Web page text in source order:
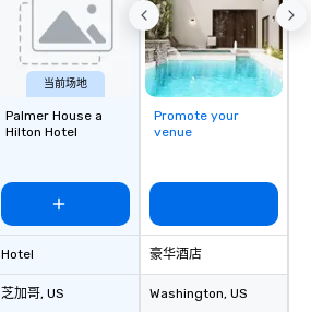
当前场地
Palmer House a
Hilton Hotel
Hotel
芝加哥, US
Promote your
venue
豪华酒店
Washington, US